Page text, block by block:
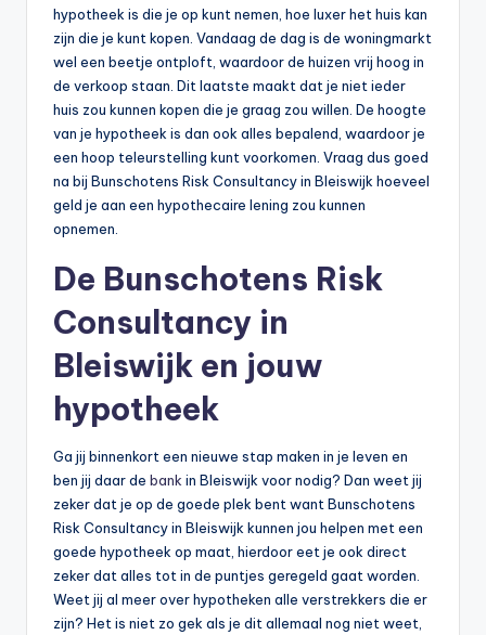
hypotheek is die je op kunt nemen, hoe luxer het huis kan
zijn die je kunt kopen. Vandaag de dag is de woningmarkt
wel een beetje ontploft, waardoor de huizen vrij hoog in
de verkoop staan. Dit laatste maakt dat je niet ieder
huis zou kunnen kopen die je graag zou willen. De hoogte
van je hypotheek is dan ook alles bepalend, waardoor je
een hoop teleurstelling kunt voorkomen. Vraag dus goed
na bij Bunschotens Risk Consultancy in Bleiswijk hoeveel
geld je aan een hypothecaire lening zou kunnen
opnemen.
De Bunschotens Risk
Consultancy in
Bleiswijk en jouw
hypotheek
Ga jij binnenkort een nieuwe stap maken in je leven en
ben jij daar de bank in Bleiswijk voor nodig? Dan weet jij
zeker dat je op de goede plek bent want Bunschotens
Risk Consultancy in Bleiswijk kunnen jou helpen met een
goede hypotheek op maat, hierdoor eet je ook direct
zeker dat alles tot in de puntjes geregeld gaat worden.
Weet jij al meer over hypotheken alle verstrekkers die er
zijn? Het is niet zo gek als je dit allemaal nog niet weet,